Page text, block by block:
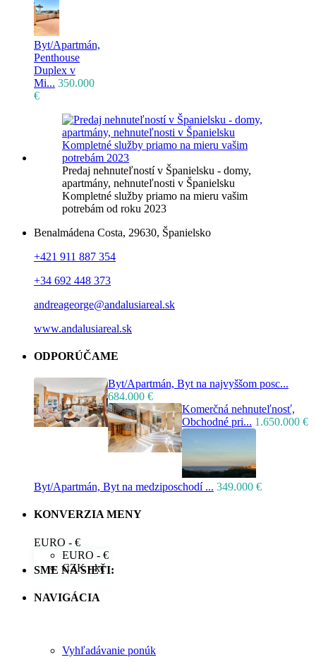
Byt/Apartmán,
Penthouse
Duplex v
Mi... 350.000
€
Predaj nehnuteľností v Španielsku - domy,
apartmány, nehnuteľnosti v Španielsku
Kompletné služby priamo na mieru vašim
potrebám od roku 2023
Benalmádena Costa, 29630, Španielsko
+421 911 887 354
+34 692 448 373
andreageorge@andalusiareal.sk
www.andalusiareal.sk
ODPORÚČAME
Byt/Apartmán, Byt na najvyššom posc...
684.000 €
Komerčná nehnuteľnosť,
Obchodné pri... 1.650.000 €
Byt/Apartmán, Byt na medziposchodí ... 349.000 €
KONVERZIA MENY
EURO - €
EURO - €
CZK - kč
SME NA SIETI:
NAVIGÁCIA
Vyhľadávanie ponúk